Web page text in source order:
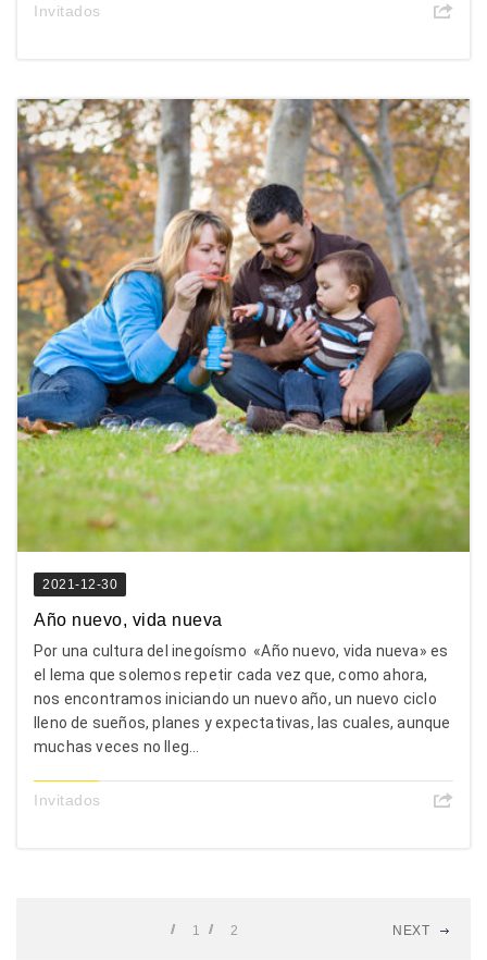
Invitados
2021-12-30
Año nuevo, vida nueva
Por una cultura del inegoísmo «Año nuevo, vida nueva» es
el lema que solemos repetir cada vez que, como ahora,
nos encontramos iniciando un nuevo año, un nuevo ciclo
lleno de sueños, planes y expectativas, las cuales, aunque
muchas veces no lleg...
Invitados
1 2 NEXT